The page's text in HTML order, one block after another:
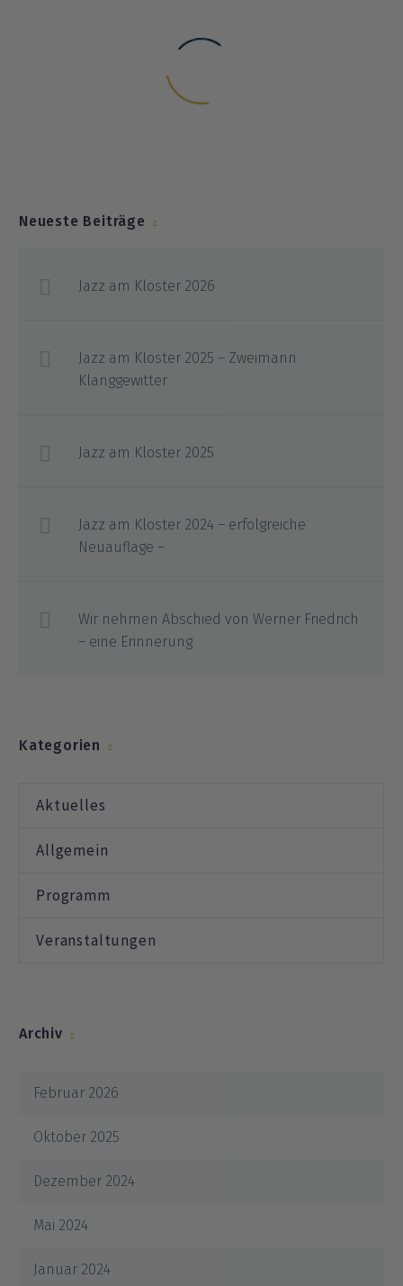
Neueste Beiträge
Jazz am Kloster 2026
Jazz am Kloster 2025 – Zweimann
Klanggewitter
Jazz am Kloster 2025
Jazz am Kloster 2024 – erfolgreiche
Neuauflage –
Wir nehmen Abschied von Werner Friedrich
– eine Erinnerung
Kategorien
Aktuelles
Allgemein
Programm
Veranstaltungen
Archiv
Februar 2026
Oktober 2025
Dezember 2024
Mai 2024
Januar 2024